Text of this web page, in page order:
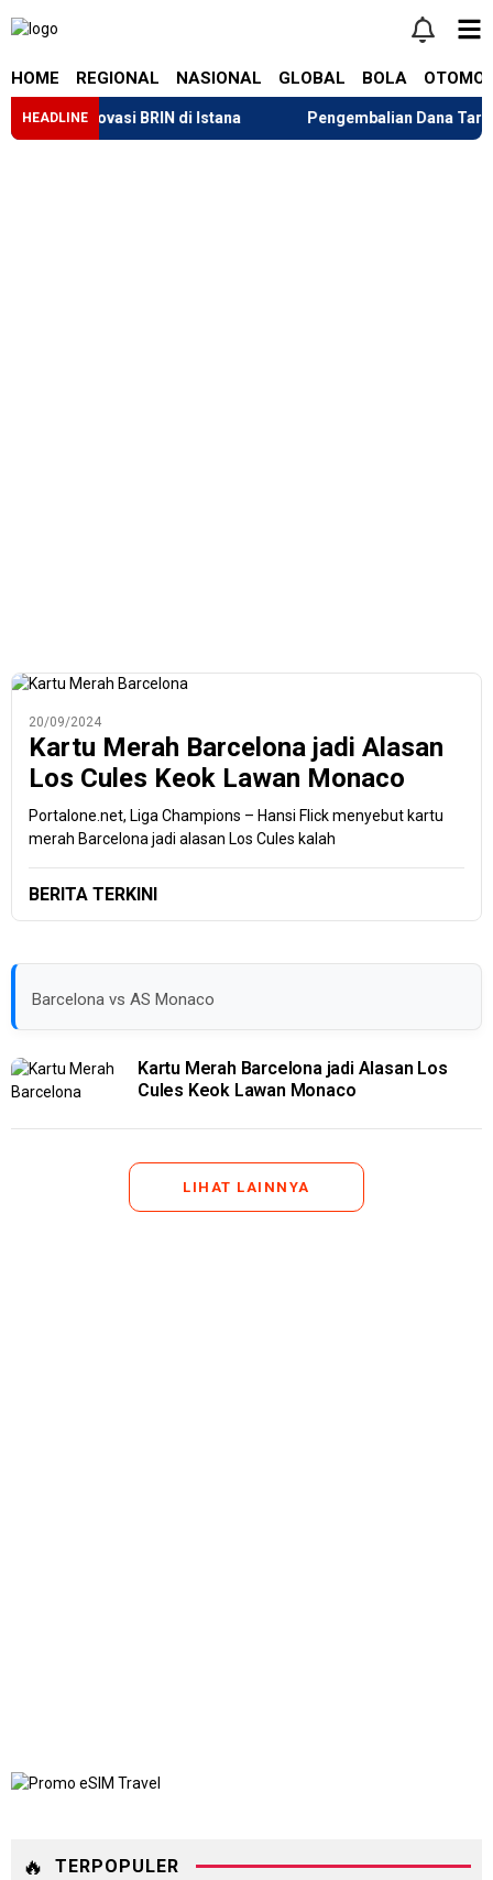
HOME REGIONAL NASIONAL GLOBAL BOLA
HEADLINE
Inovasi BRIN di Istana Pengembalian Dana Tarif
20/09/2024
Kartu Merah Barcelona jadi Alasan
Los Cules Keok Lawan Monaco
Portalone.net, Liga Champions – Hansi Flick menyebut kartu
merah Barcelona jadi alasan Los Cules kalah
BERITA TERKINI
Barcelona vs AS Monaco
Kartu Merah Barcelona jadi Alasan Los
Cules Keok Lawan Monaco
LIHAT LAINNYA
🔥 TERPOPULER